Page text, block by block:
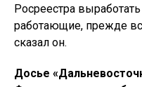
Росреестра
работающие, прежде
сказал он.
Досье